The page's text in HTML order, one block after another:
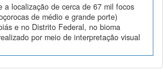
a localização de cerca de 67 mil focos
de médio e grande porte)
e no Distrito Federal, no bioma
por meio de interpretação visual